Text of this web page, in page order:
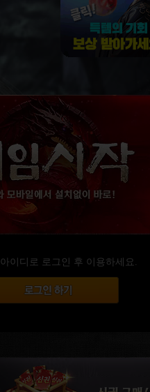
아이디로 로그인 후 이용하세요.